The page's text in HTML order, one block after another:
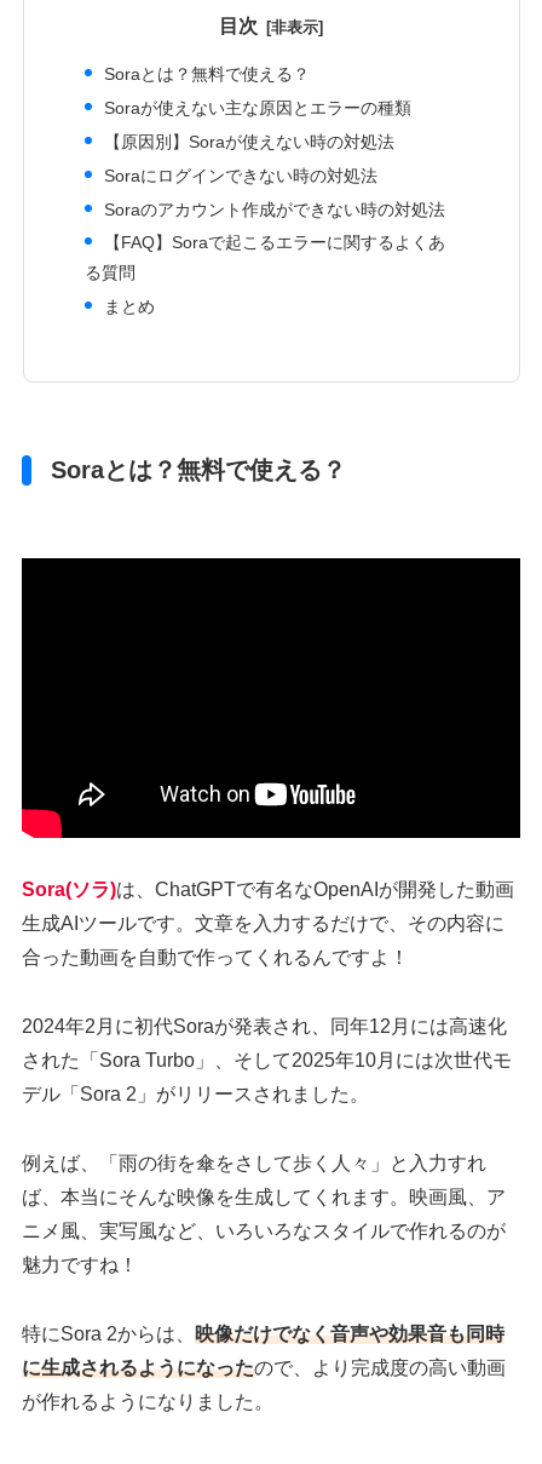
目次
Soraとは？無料で使える？
Soraが使えない主な原因とエラーの種類
【原因別】Soraが使えない時の対処法
Soraにログインできない時の対処法
Soraのアカウント作成ができない時の対処法
【FAQ】Soraで起こるエラーに関するよくあ
る質問
まとめ
Soraとは？無料で使える？
Sora(ソラ)は、ChatGPTで有名なOpenAIが開発した動画
生成AIツールです。文章を入力するだけで、その内容に
合った動画を自動で作ってくれるんですよ！
2024年2月に初代Soraが発表され、同年12月には高速化
された「Sora Turbo」、そして2025年10月には次世代モ
デル「Sora 2」がリリースされました。
例えば、「雨の街を傘をさして歩く人々」と入力すれ
ば、本当にそんな映像を生成してくれます。映画風、ア
ニメ風、実写風など、いろいろなスタイルで作れるのが
魅力ですね！
特にSora 2からは、映像だけでなく音声や効果音も同時
に生成されるようになったので、より完成度の高い動画
が作れるようになりました。